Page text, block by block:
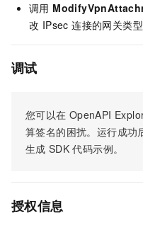
调用
改 IPsec 连接的网关类型
调试
您可以在 OpenAPI
算签名的困扰。运行成
生成 SDK 代码示例。
授权信息